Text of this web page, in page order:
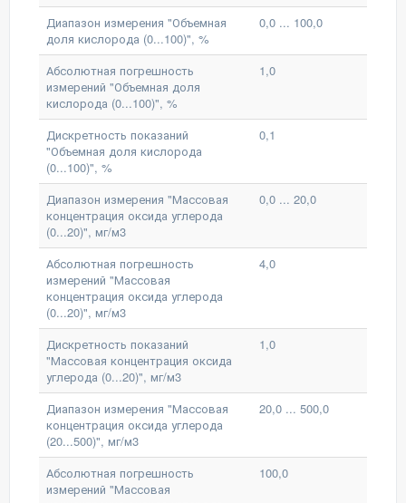
Диапазон измерения "Объемная
доля кислорода (0...100)", %
0,0 ... 100,0
Абсолютная погрешность
измерений "Объемная доля
кислорода (0...100)", %
1,0
Дискретность показаний
"Объемная доля кислорода
(0...100)", %
0,1
Диапазон измерения "Массовая
концентрация оксида углерода
(0...20)", мг/м3
0,0 ... 20,0
Абсолютная погрешность
измерений "Массовая
концентрация оксида углерода
(0...20)", мг/м3
4,0
Дискретность показаний
"Массовая концентрация оксида
углерода (0...20)", мг/м3
1,0
Диапазон измерения "Массовая
концентрация оксида углерода
(20...500)", мг/м3
20,0 ... 500,0
Абсолютная погрешность
измерений "Массовая
100,0